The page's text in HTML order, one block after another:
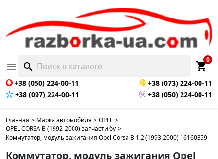
 search shopping_cart
0
+38 (050) 224-00-11
+38 (073) 224-00-11
+38 (097) 224-00-11
+38 (050) 224-00-11
Главная > Марка автомобиля > OPEL >
OPEL CORSA B (1992-2000) запчасти бу >
Коммутатор, модуль зажигания Opel Corsa B 1.2 (1993-2000) 16160359
Коммутатор, модуль зажигания Opel